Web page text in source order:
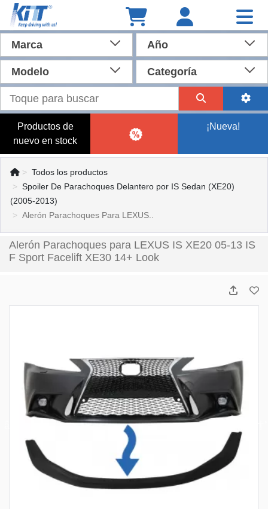
Marca Año
Modelo Categoría
Productos de
nuevo en stock
¡Nueva!
Todos los productos
Spoiler De Parachoques Delantero por IS Sedan (XE20)
(2005-2013)
Alerón Parachoques Para LEXUS..
Alerón Parachoques para LEXUS IS XE20 05-13 IS
F Sport Facelift XE30 14+ Look